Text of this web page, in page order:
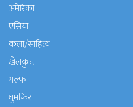
अमेरिका
एसिया
कला/साहित्य
खेलकुद
गल्फ
घुमफिर